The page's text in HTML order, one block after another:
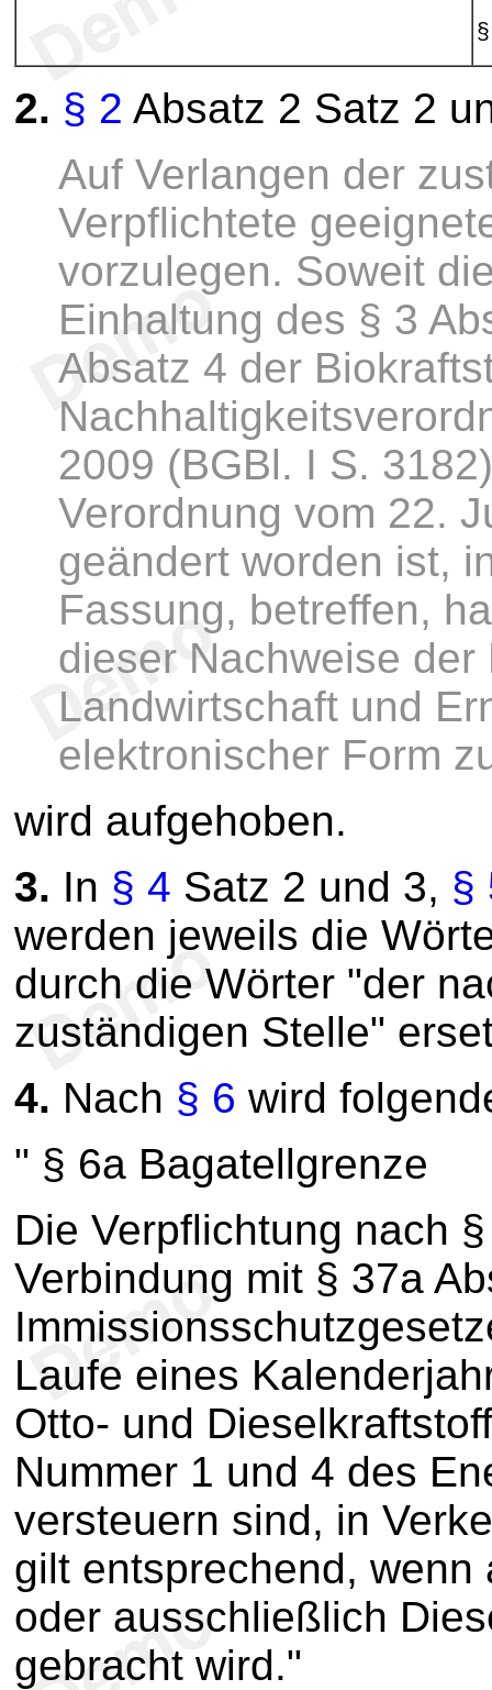
2. § 2 Absatz 2 Satz 2
Auf Verlangen der
Verpflichtete
vorzulegen. Soweit
Einhaltung des § 3
Absatz 4 der
2009 (BGBl. I S.
Verordnung vom 22.
geändert worden ist,
Fassung, betreffen,
dieser Nachweise
Landwirtschaft und
elektronischer Form
wird aufgehoben.
3. In § 4 Satz 2 und 3, §
werden jeweils die
durch die Wörter "der
zuständigen Stelle"
4. Nach § 6 wird
" § 6a Bagatellgrenze
Die Verpflichtung nach
Verbindung mit § 37a
Laufe eines
Otto- und
Nummer 1 und 4 des
versteuern sind, in
gilt entsprechend,
oder ausschließlich
gebracht wird."